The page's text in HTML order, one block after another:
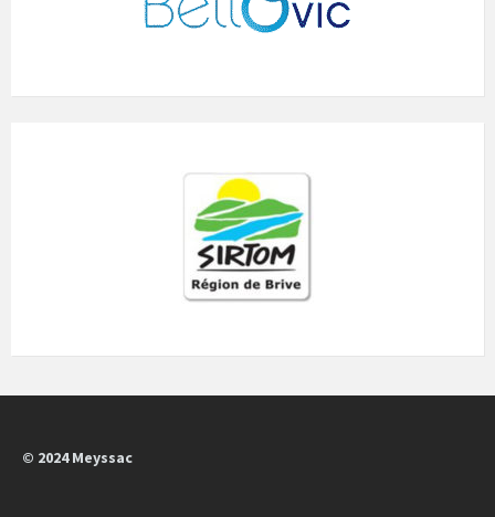
© 2024 Meyssac